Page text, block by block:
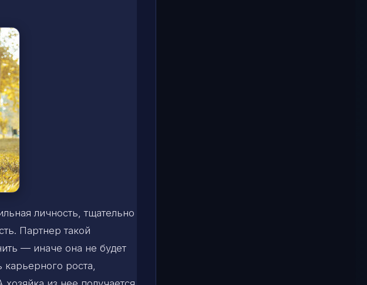
личность, тщательно
Партнер такой
— иначе она не будет
роста,